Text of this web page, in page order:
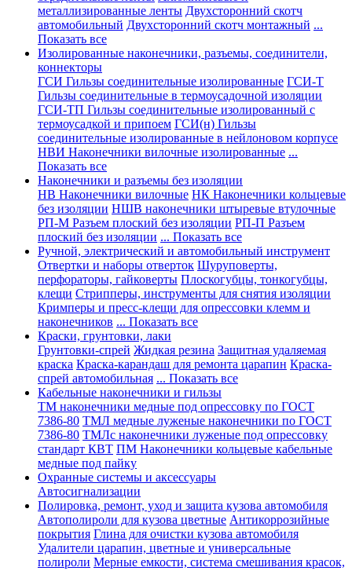
металлизированные ленты Двухсторонний скотч
автомобильный Двухсторонний скотч монтажный ...
Показать все
Изолированные наконечники, разъемы, соединители,
коннекторы
ГСИ Гильзы соединительные изолированные ГСИ-Т
Гильзы соединительные в термоусадочной изоляции
ГСИ-ТП Гильзы соединительные изолированный с
термоусадкой и припоем ГСИ(н) Гильзы
соединительные изолированные в нейлоновом корпусе
НВИ Наконечники вилочные изолированные ...
Показать все
Наконечники и разъемы без изоляции
НВ Наконечники вилочные НК Наконечники кольцевые
без изоляции НШВ наконечники штыревые втулочные
РП-М Разъем плоский без изоляции РП-П Разъем
плоский без изоляции ... Показать все
Ручной, электрический и автомобильный инструмент
Отвертки и наборы отверток Шуруповерты,
перфораторы, гайковерты Плоскогубцы, тонкогубцы,
клещи Стрипперы, инструменты для снятия изоляции
Кримперы и пресс-клещи для опрессовки клемм и
наконечников ... Показать все
Краски, грунтовки, лаки
Грунтовки-спрей Жидкая резина Защитная удаляемая
краска Краска-карандаш для ремонта царапин Краска-
спрей автомобильная ... Показать все
Кабельные наконечники и гильзы
ТМ наконечники медные под опрессовку по ГОСТ
7386-80 ТМЛ медные луженые наконечники по ГОСТ
7386-80 ТМЛс наконечники луженые под опрессовку
стандарт КВТ ПМ Наконечники кольцевые кабельные
медные под пайку
Охранные системы и аксессуары
Автосигнализации
Полировка, ремонт, уход и защита кузова автомобиля
Автополироли для кузова цветные Антикоррозийные
покрытия Глина для очистки кузова автомобиля
Удалители царапин, цветные и универсальные
полироли Мерные емкости, система смешивания красок,